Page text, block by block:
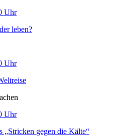
Uhr
leben?
Uhr
Uhr
„Stricken gegen die Kälte“